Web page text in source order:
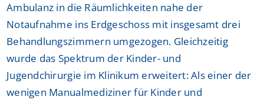
Ambulanz in die Räumlichkeiten nahe der
Notaufnahme ins Erdgeschoss mit insgesamt drei
Behandlungszimmern umgezogen. Gleichzeitig
wurde das Spektrum der Kinder- und
Jugendchirurgie im Klinikum erweitert: Als einer der
wenigen Manualmediziner für Kinder und